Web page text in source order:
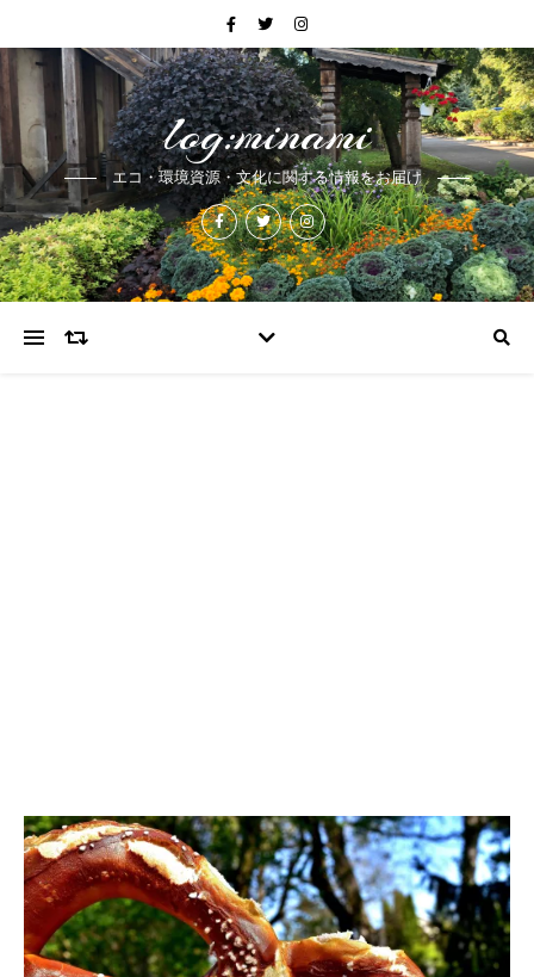
log:minami
エコ・環境資源・文化に関する情報をお届け